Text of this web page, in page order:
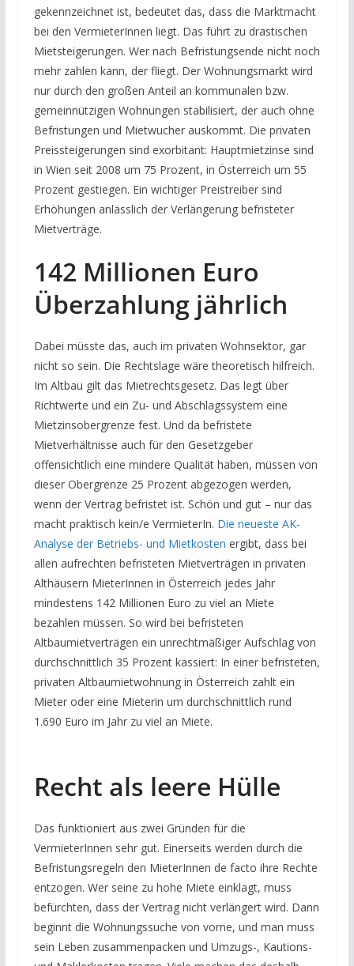
gekennzeichnet ist, bedeutet das, dass die Marktmacht
bei den VermieterInnen liegt. Das führt zu drastischen
Mietsteigerungen. Wer nach Befristungsende nicht noch
mehr zahlen kann, der fliegt. Der Wohnungsmarkt wird
nur durch den großen Anteil an kommunalen bzw.
gemeinnützigen Wohnungen stabilisiert, der auch ohne
Befristungen und Mietwucher auskommt. Die privaten
Preissteigerungen sind exorbitant: Hauptmietzinse sind
in Wien seit 2008 um 75 Prozent, in Österreich um 55
Prozent gestiegen. Ein wichtiger Preistreiber sind
Erhöhungen anlässlich der Verlängerung befristeter
Mietverträge.
142 Millionen Euro
Überzahlung jährlich
Dabei müsste das, auch im privaten Wohnsektor, gar
nicht so sein. Die Rechtslage wäre theoretisch hilfreich.
Im Altbau gilt das Mietrechtsgesetz. Das legt über
Richtwerte und ein Zu- und Abschlagssystem eine
Mietzinsobergrenze fest. Und da befristete
Mietverhältnisse auch für den Gesetzgeber
offensichtlich eine mindere Qualität haben, müssen von
dieser Obergrenze 25 Prozent abgezogen werden,
wenn der Vertrag befristet ist. Schön und gut – nur das
macht praktisch kein/e VermieterIn. Die neueste AK-
Analyse der Betriebs- und Mietkosten ergibt, dass bei
allen aufrechten befristeten Mietverträgen in privaten
Althäusern MieterInnen in Österreich jedes Jahr
mindestens 142 Millionen Euro zu viel an Miete
bezahlen müssen. So wird bei befristeten
Altbaumietverträgen ein unrechtmäßiger Aufschlag von
durchschnittlich 35 Prozent kassiert: In einer befristeten,
privaten Altbaumietwohnung in Österreich zahlt ein
Mieter oder eine Mieterin um durchschnittlich rund
1.690 Euro im Jahr zu viel an Miete.
Recht als leere Hülle
Das funktioniert aus zwei Gründen für die
VermieterInnen sehr gut. Einerseits werden durch die
Befristungsregeln den MieterInnen de facto ihre Rechte
entzogen. Wer seine zu hohe Miete einklagt, muss
befürchten, dass der Vertrag nicht verlängert wird. Dann
beginnt die Wohnungssuche von vorne, und man muss
sein Leben zusammenpacken und Umzugs-, Kautions-